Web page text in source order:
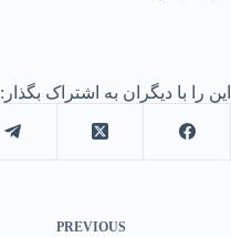
این را با دیگران به اشتراک بگذار:
PREVIOUS